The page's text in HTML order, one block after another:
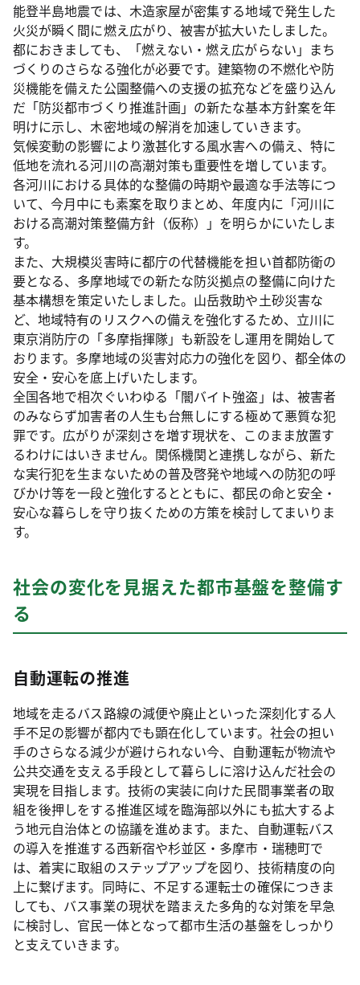
能登半島地震では、木造家屋が密集する地域で発生した
火災が瞬く間に燃え広がり、被害が拡大いたしました。
都におきましても、「燃えない・燃え広がらない」まち
づくりのさらなる強化が必要です。建築物の不燃化や防
災機能を備えた公園整備への支援の拡充などを盛り込ん
だ「防災都市づくり推進計画」の新たな基本方針案を年
明けに示し、木密地域の解消を加速していきます。
気候変動の影響により激甚化する風水害への備え、特に
低地を流れる河川の高潮対策も重要性を増しています。
各河川における具体的な整備の時期や最適な手法等につ
いて、今月中にも素案を取りまとめ、年度内に「河川に
おける高潮対策整備方針（仮称）」を明らかにいたしま
す。
また、大規模災害時に都庁の代替機能を担い首都防衛の
要となる、多摩地域での新たな防災拠点の整備に向けた
基本構想を策定いたしました。山岳救助や土砂災害な
ど、地域特有のリスクへの備えを強化するため、立川に
東京消防庁の「多摩指揮隊」も新設をし運用を開始して
おります。多摩地域の災害対応力の強化を図り、都全体の
安全・安心を底上げいたします。
全国各地で相次ぐいわゆる「闇バイト強盗」は、被害者
のみならず加害者の人生も台無しにする極めて悪質な犯
罪です。広がりが深刻さを増す現状を、このまま放置す
るわけにはいきません。関係機関と連携しながら、新た
な実行犯を生まないための普及啓発や地域への防犯の呼
びかけ等を一段と強化するとともに、都民の命と安全・
安心な暮らしを守り抜くための方策を検討してまいりま
す。
社会の変化を見据えた都市基盤を整備す
る
自動運転の推進
地域を走るバス路線の減便や廃止といった深刻化する人
手不足の影響が都内でも顕在化しています。社会の担い
手のさらなる減少が避けられない今、自動運転が物流や
公共交通を支える手段として暮らしに溶け込んだ社会の
実現を目指します。技術の実装に向けた民間事業者の取
組を後押しをする推進区域を臨海部以外にも拡大するよ
う地元自治体との協議を進めます。また、自動運転バス
の導入を推進する西新宿や杉並区・多摩市・瑞穂町で
は、着実に取組のステップアップを図り、技術精度の向
上に繋げます。同時に、不足する運転士の確保につきま
しても、バス事業の現状を踏まえた多角的な対策を早急
に検討し、官民一体となって都市生活の基盤をしっかり
と支えていきます。